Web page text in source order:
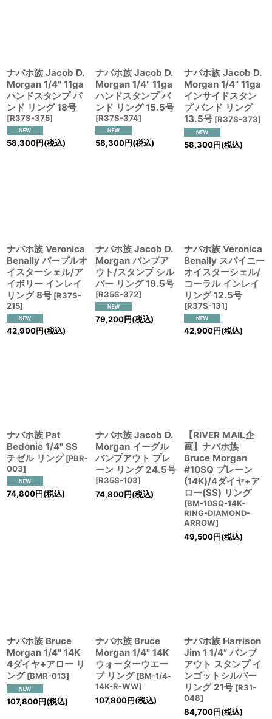
ナバホ族 Jacob D.
Morgan 1/4" 11ga
ハンドスタンプ バ
ンド リング 18号
[R37S-375]
58,300円(税込)
ナバホ族 Jacob D.
Morgan 1/4" 11ga
ハンドスタンプ バ
ンド リング 15.5号
[R37S-374]
58,300円(税込)
ナバホ族 Jacob D.
Morgan 1/4" 11ga
インサイドスタン
プ バンド リング
13.5号 [R37S-373]
58,300円(税込)
ナバホ族 Veronica
Benally パープルオ
イスターシェル/ア
イボリー インレイ
リング 8号 [R37S-
215]
42,900円(税込)
ナバホ族 Jacob D.
Morgan バンプア
ウト/スタンプ シル
バー リング 19.5号
[R35S-372]
79,200円(税込)
ナバホ族 Veronica
Benally スパイニー
オイスターシェル/
コーラル インレイ
リング 12.5号
[R37S-131]
42,900円(税込)
ナバホ族 Pat
Bedonie 1/4" SS
チゼル リング [PBR-
003]
74,800円(税込)
ナバホ族 Jacob D.
Morgan イーグル
バンプアウト プレ
ーン リング 24.5号
[R35S-103]
74,800円(税込)
【RIVER MAIL企
画】ナバホ族
Bruce Morgan
#10SQ プレーン
(14K)/4ダイヤ+ア
ロー(SS) リング
[BM-10SQ-14K-
RING-DIAMOND-
ARROW]
49,500円(税込)
ナバホ族 Bruce
Morgan 1/4" 14K
4ダイヤ+アロー リ
ング [BMR-013]
107,800円(税込)
ナバホ族 Bruce
Morgan 1/4" 14K
ウォーターウエー
ブ リング [BM-1/4‐
14K-R-WW]
107,800円(税込)
ナバホ族 Harrison
Jim 1 1/4” バンプ
アウト スタンプ イ
ンゴットシルバー
リング 21号 [R31-
048]
84,700円(税込)